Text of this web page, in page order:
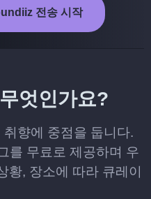
전송 시작
엇인가요?
향에 중점을 둡니다.
를 무료로 제공하며 우
황, 장소에 따라 큐레이